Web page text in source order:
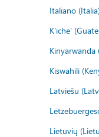
Italiano
K'iche'
Kinyarwanda
Kiswahili
Latviešu
Lietuvių